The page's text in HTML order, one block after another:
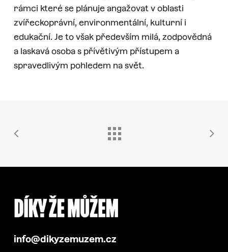
rámci které se plánuje angažovat v oblasti
zvířeckoprávní, environmentální, kulturní i
edukační. Je to však především milá, zodpovědná
a laskavá osoba s přívětivým přístupem a
spravedlivým pohledem na svět.
info@dikyzemuzem.cz